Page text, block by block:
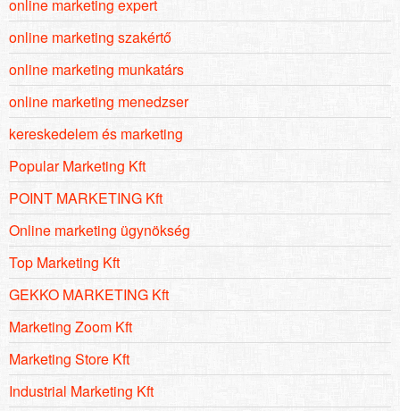
online marketing expert
online marketing szakértő
online marketing munkatárs
online marketing menedzser
kereskedelem és marketing
Popular Marketing Kft
POINT MARKETING Kft
Online marketing ügynökség
Top Marketing Kft
GEKKO MARKETING Kft
Marketing Zoom Kft
Marketing Store Kft
Industrial Marketing Kft